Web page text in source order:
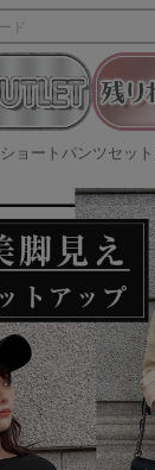
ショートパンツセッ